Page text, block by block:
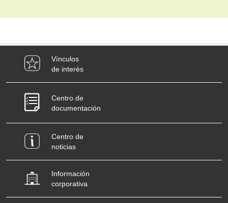
Vínculos
de interés
Centro de
documentación
Centro de
noticias
Información
corporativa